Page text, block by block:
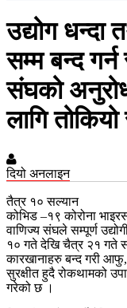
उद्योग
सम्म बन्द गर्न
संघको
लागि
दियो अनलाइन
तैत्र १० सल्यान
कोभिड –१९ कोरोना
वाणिज्य संघले सम्पूर्ण
१० गते देखि चैत्र २१ गते
कारखानाहरु बन्द गरी आफु,
सुरक्षीत हुदै रोकथामको
गरेको छ ।